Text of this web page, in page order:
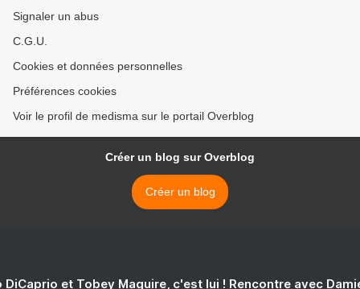
Signaler un abus
C.G.U.
Cookies et données personnelles
Préférences cookies
Voir le profil de medisma sur le portail Overblog
Créer un blog sur Overblog
Créer un blog
DiCaprio et Tobey Maguire, c'est lui ! Rencontre avec